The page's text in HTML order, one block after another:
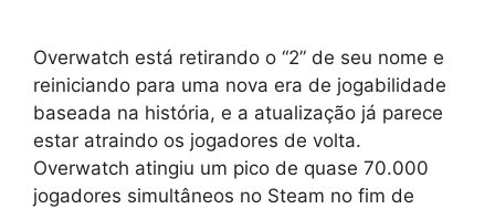
Overwatch está retirando o “2” de seu nome e
reiniciando para uma nova era de jogabilidade
baseada na história, e a atualização já parece
estar atraindo os jogadores de volta.
Overwatch atingiu um pico de quase 70.000
jogadores simultâneos no Steam no fim de